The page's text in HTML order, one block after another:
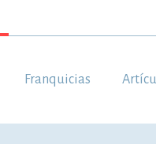
Franquicias